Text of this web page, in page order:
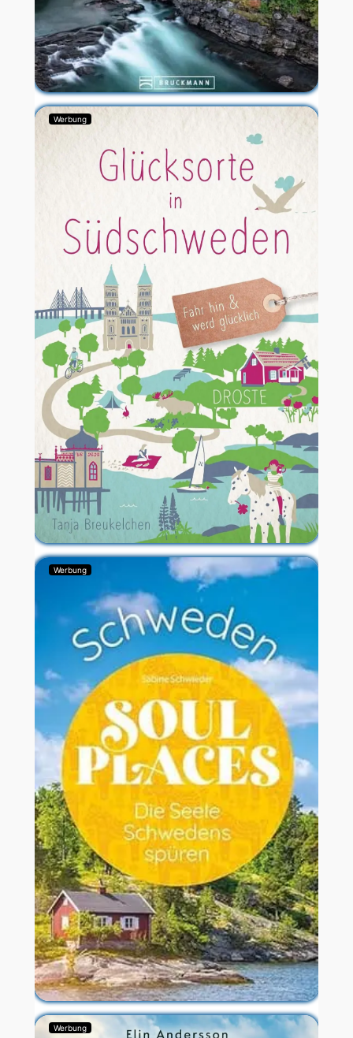
Werbung
Werbung
Werbung